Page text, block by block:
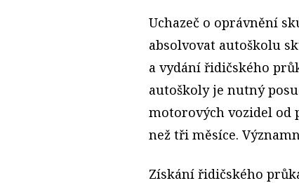
Uchazeč o oprávnění
absolvovat autoškolu
a vydání řidičského
autoškoly je nutný
motorových vozidel od
než tři měsíce.
Získání řidičského